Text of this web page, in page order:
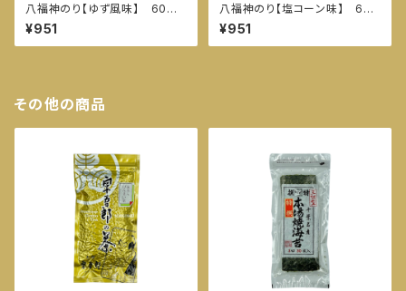
八福神のり【ゆず風味】 60枚
入
¥951
八福神のり【塩コーン味】 60
枚入
¥951
その他の商品